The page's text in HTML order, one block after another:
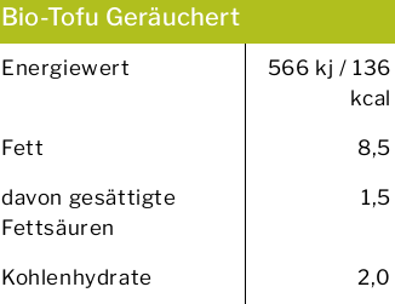
Bio-Tofu Geräuchert
Energiewert
566 kj / 136
kcal
Fett 8,5
davon gesättigte
Fettsäuren
1,5
Kohlenhydrate 2,0